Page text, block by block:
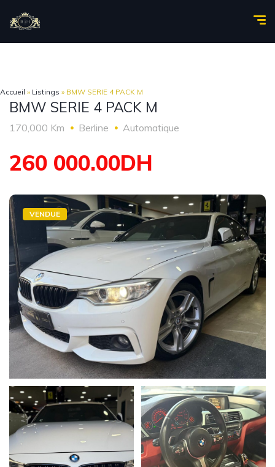
Accueil » Listings » BMW SERIE 4 PACK M
BMW SERIE 4 PACK M
170,000 Km Berline Automatique
260 000.00DH
VENDUE